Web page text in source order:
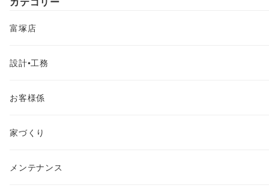
富塚店
設計•工務
お客様係
家づくり
メンテナンス